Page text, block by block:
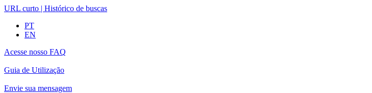
URL curto | Histórico de buscas
PT
EN
Acesse nosso FAQ
Guia de Utilização
Envie sua mensagem